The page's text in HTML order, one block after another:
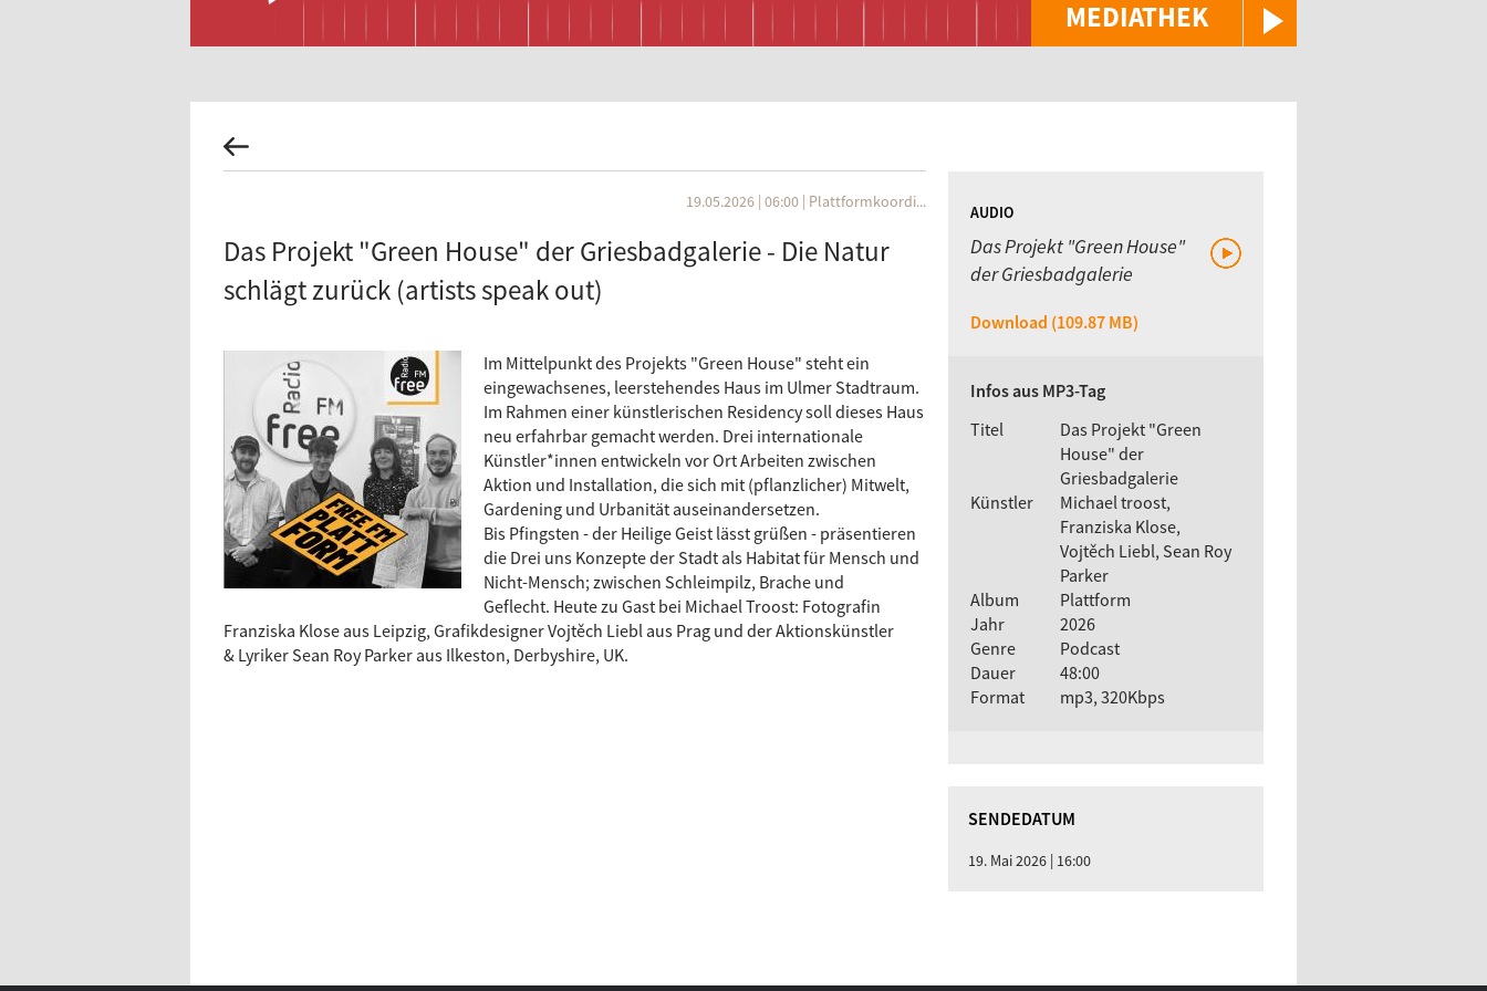
MEDIATHEK
19.05.2026 | 06:00 | Plattformkoordi...
Das Projekt "Green House" der Griesbadgalerie - Die Natur
schlägt zurück (artists speak out)
Im Mittelpunkt des Projekts "Green House" steht ein
eingewachsenes, leerstehendes Haus im Ulmer Stadtraum.
Im Rahmen einer künstlerischen Residency soll dieses Haus
neu erfahrbar gemacht werden. Drei internationale
Künstler*innen entwickeln vor Ort Arbeiten zwischen
Aktion und Installation, die sich mit (pflanzlicher) Mitwelt,
Gardening und Urbanität auseinandersetzen.
Bis Pfingsten - der Heilige Geist lässt grüßen - präsentieren
die Drei uns Konzepte der Stadt als Habitat für Mensch und
Nicht-Mensch; zwischen Schleimpilz, Brache und
Geflecht. Heute zu Gast bei Michael Troost: Fotografin
Franziska Klose aus Leipzig, Grafikdesigner Vojtěch Liebl aus Prag und der Aktionskünstler
& Lyriker Sean Roy Parker aus Ilkeston, Derbyshire, UK.
AUDIO
Das Projekt "Green House"
der Griesbadgalerie
Download (109.87 MB)
Infos aus MP3-Tag
Titel
Das Projekt "Green
House" der
Griesbadgalerie
Künstler
Michael troost,
Franziska Klose,
Vojtěch Liebl, Sean Roy
Parker
Album
Plattform
Jahr
2026
Genre
Podcast
Dauer
48:00
Format
mp3, 320Kbps
SENDEDATUM
19. Mai 2026 | 16:00